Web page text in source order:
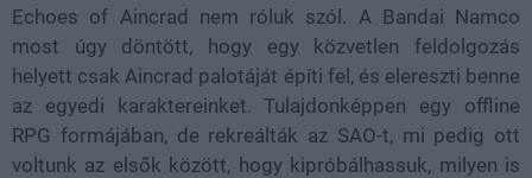
Echoes of Aincrad nem róluk szól. A Bandai Namco
most úgy döntött, hogy egy közvetlen feldolgozás
helyett csak Aincrad palotáját építi fel, és elereszti benne
az egyedi karaktereinket. Tulajdonképpen egy offline
RPG formájában, de rekreálták az SAO-t, mi pedig ott
voltunk az elsők között, hogy kipróbálhassuk, milyen is